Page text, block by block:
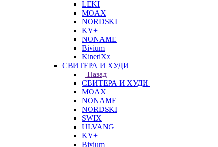
LEKI
MOAX
NORDSKI
KV+
NONAME
Bivium
KinetiXx
СВИТЕРА И ХУДИ
Назад
СВИТЕРА И ХУДИ
MOAX
NONAME
NORDSKI
SWIX
ULVANG
KV+
Bivium